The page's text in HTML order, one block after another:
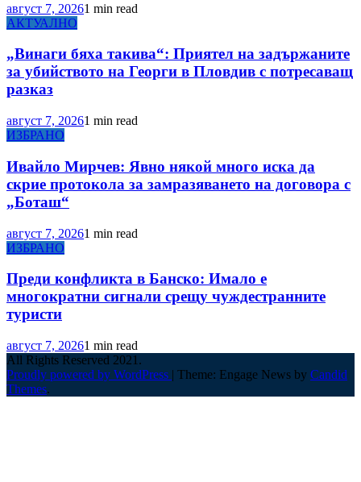
август 7, 20261 min read
АКТУАЛНО
„Винаги бяха такива“: Приятел на задържаните
за убийството на Георги в Пловдив с потресаващ
разказ
август 7, 20261 min read
ИЗБРАНО
Ивайло Мирчев: Явно някой много иска да
скрие протокола за замразяването на договора с
„Боташ“
август 7, 20261 min read
ИЗБРАНО
Преди конфликта в Банско: Имало е
многократни сигнали срещу чуждестранните
туристи
август 7, 20261 min read
All Rights Reserved 2021.
Proudly powered by WordPress | Theme: Engage News by Candid
Themes.